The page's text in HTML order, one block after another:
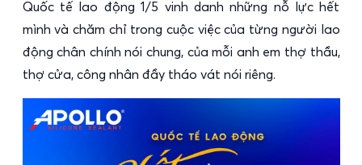
Quốc tế lao động 1/5 vinh danh những nỗ lực hết
mình và chăm chỉ trong cuộc việc của từng người lao
động chân chính nói chung, của mỗi anh em thợ thầu,
thợ cửa, công nhân đầy tháo vát nói riêng.